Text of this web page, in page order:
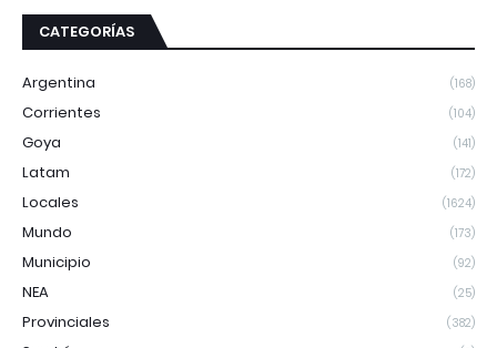
CATEGORÍAS
Argentina (168)
Corrientes (104)
Goya (141)
Latam (172)
Locales (1624)
Mundo (173)
Municipio (92)
NEA (25)
Provinciales (382)